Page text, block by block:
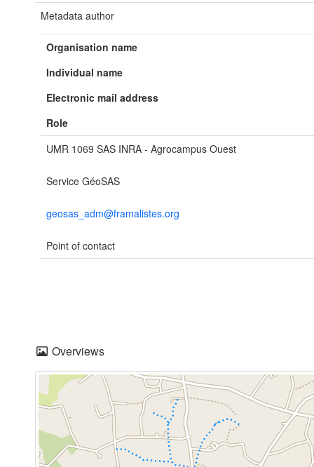
Metadata author
Organisation name
Individual name
Electronic mail address
Role
UMR 1069 SAS INRA - Agrocampus Ouest
Service GéoSAS
geosas_adm@framalistes.org
Point of contact
Overviews